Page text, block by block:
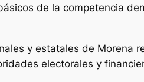
de la competencia
y estatales de Morena
electorales y